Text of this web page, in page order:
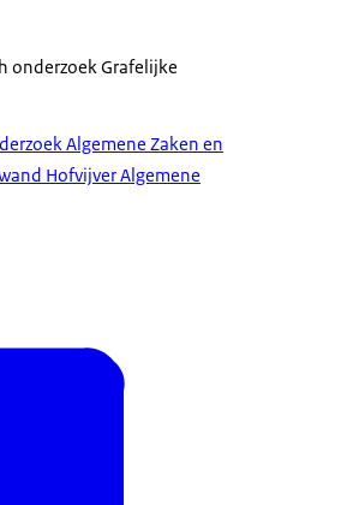
onderzoek Grafelijke
Algemene Zaken en
Hofvijver Algemene